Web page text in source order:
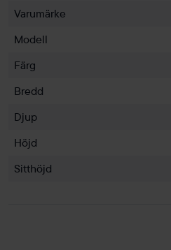
Varumärke
Modell
Färg
Bredd
Djup
Höjd
Sitthöjd